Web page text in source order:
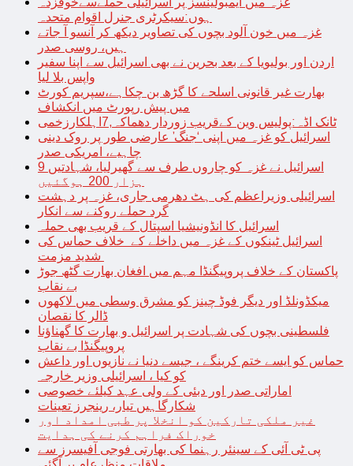
ہوں:سیکرٹری جنرل اقوام متحدہ
غزہ میں خون آلود بچوں کی تصاویر دیکھ کر آنسو آ جاتے
ہیں، روسی صدر
اردن اور بولیویا کے بعد بحرین نے بھی اسرائیل سے اپنا سفیر
واپس بلا لیا
بھارت غیر قانونی اسلحے کا گڑھ بن چکاہے،سپریم کورٹ
میں پیش رپورٹ میں انکشاف
ٹانک اڈہ:پولیس وین کےقریب زوردار دھماکہ,7اہلکارزخمی
اسرائیل کو غزہ میں اپنی ‘جنگ’ عارضی طور پر روک دینی
چاہیے، امریکی صدر
اسرائیل نے غزہ کو چاروں طرف سے گھیرلیا، شہادتیں 9
ہزار 200 ہوگئیں
اسرائیلی وزیراعظم کی ہٹ دھرمی جاری، غزہ پر دہشت
گرد حملے روکنے سے انکار
اسرائیل کا انڈونیشیا اسپتال کے قریب بھی حملہ
اسرائیل ٹینکوں کے غزہ میں داخلے کے خلاف حماس کی
پاکستان کے خلاف پروپیگنڈا مہم میں افغان بھارت گٹھ جوڑ
بے نقاب
میکڈونلڈ اور دیگر فوڈ چینز کو مشرق وسطی میں لاکھوں
ڈالر کا نقصان
فلسطینی بچوں کی شہادت پر اسرائیل و بھارت کا گھناؤنا
پروپیگنڈا بے نقاب
حماس کو ایسے ختم کرینگے ، جیسے دنیا نے نازیوں اور داعش
کو کیا ، اسرائیلی وزیر خارجہ
اماراتی صدر اور دبئی کے ولی عہد کیلئے خصوصی
شکارگاہیں تیار، رینجرز تعینات
غیر ملکی تارکین کو انخلا پر طبی امداد اور
خوراک فراہم کرنے کی ہدایت
پی ٹی آئی کے سینئر رہنما کی بھارتی فوجی آفیسرز سے